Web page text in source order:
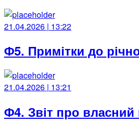
21.04.2026 | 13:22
Ф5. Примітки до
21.04.2026 | 13:21
Ф4. Звіт про власний